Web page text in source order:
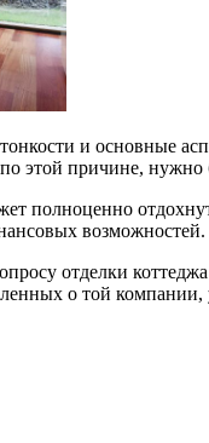
и основные
этой причине, нужно
полноценно
возможностей.
отделки
о той компании,